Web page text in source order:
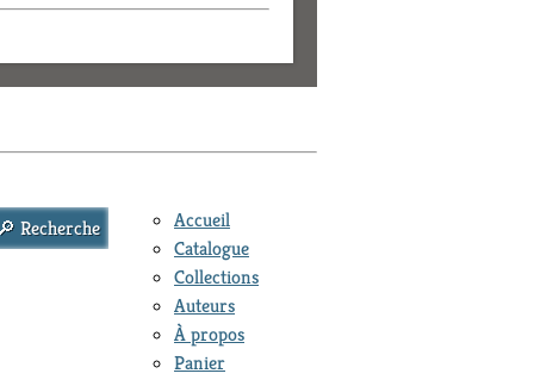
Accueil
Catalogue
Collections
Auteurs
À propos
Panier